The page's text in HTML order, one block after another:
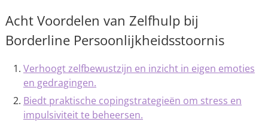
Acht Voordelen van Zelfhulp bij
Borderline Persoonlijkheidsstoornis
Verhoogt zelfbewustzijn en inzicht in eigen emoties
en gedragingen.
Biedt praktische copingstrategieën om stress en
impulsiviteit te beheersen.